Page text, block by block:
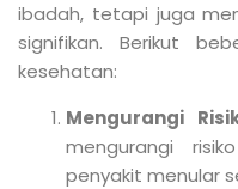
ibadah, tetapi juga
signifikan. Berikut
kesehatan:
Mengurangi
mengurangi
penyakit menular